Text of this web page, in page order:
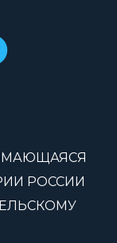
РОССИИ